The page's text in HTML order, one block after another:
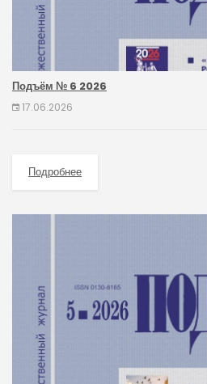
Подъём № 6 2026
17.06.2026
Подробнее